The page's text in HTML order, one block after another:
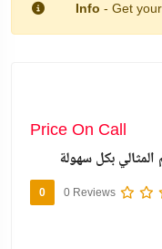
Info - Get
Price On Call
0 0 Reviews